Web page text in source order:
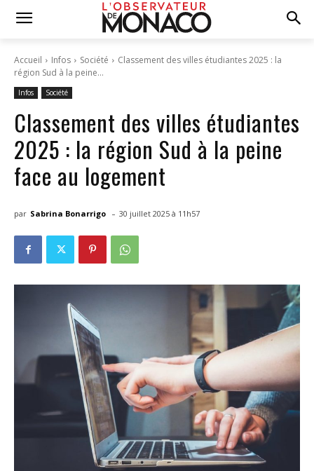
Accueil Infos Société
Classement des villes étudiantes 2025 : la
région Sud à la peine...
Infos Société
Classement des villes étudiantes
2025 : la région Sud à la peine
face au logement
par Sabrina Bonarrigo - 30 juillet 2025 à 11h57